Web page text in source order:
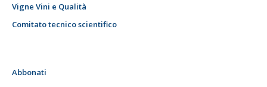
Vigne Vini e Qualità
Comitato tecnico scientifico
Abbonati